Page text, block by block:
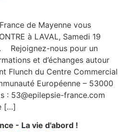
de Mayenne vous
à LAVAL, Samedi 19
Rejoignez-nous pour un
et d’échanges autour
Flunch du Centre Commercial
Européenne – 53000
: 53@epilepsie-france.com
[…]
- La vie d'abord !